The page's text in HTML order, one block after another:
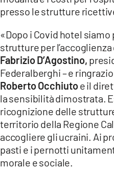
LACAPITALENEWS.IT
App
ANDROID
APPLE
presso le strutture
«Dopo i Covid hotel
strutture per
Fabrizio D’Agostino,
Federalberghi – e
Roberto Occhiutoe il
la sensibilità dimostrata.
ricognizione delle
territorio della Regione
accogliere gli ucraini. Ai
pasti e i pernotti
morale e sociale.